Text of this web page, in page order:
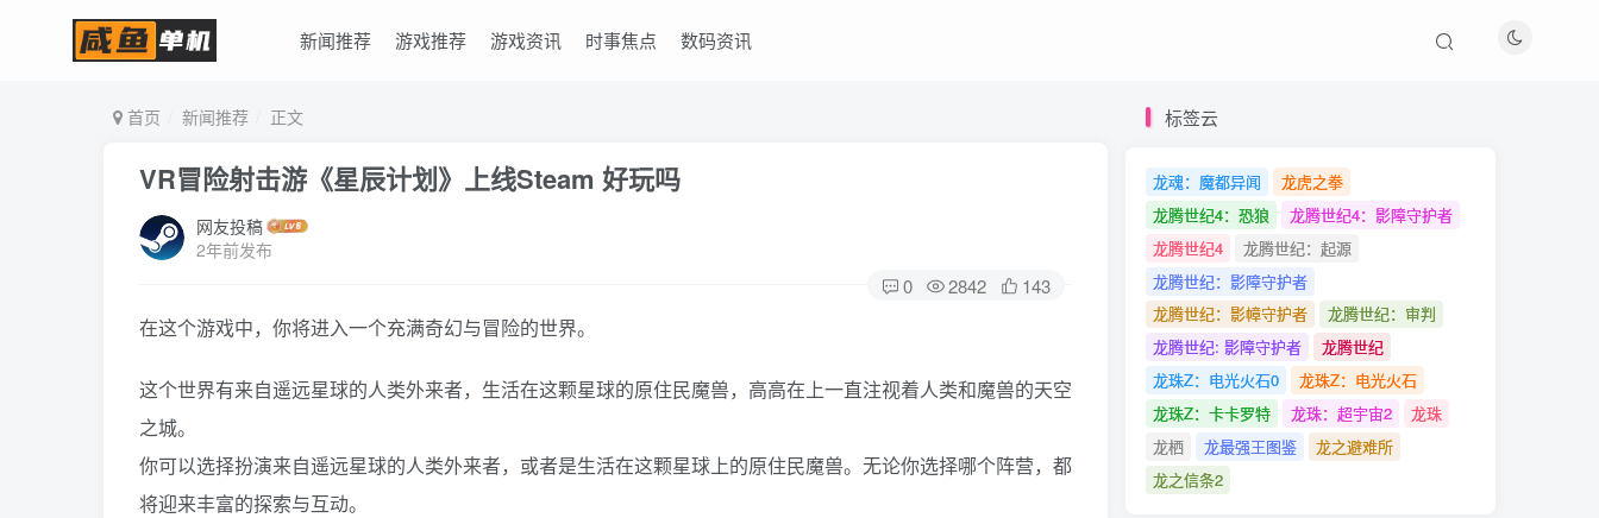
新闻推荐 游戏推荐 游戏资讯 时事焦点 数码资讯
首页 新闻推荐 正文
VR冒险射击游《星辰计划》上线Steam 好玩吗
网友投稿
2年前发布
0 2842 143
在这个游戏中，你将进入一个充满奇幻与冒险的世界。
这个世界有来自遥远星球的人类外来者，生活在这颗星球的原住民魔兽，高高在上一直注视着人类和魔兽的天空
之城。
你可以选择扮演来自遥远星球的人类外来者，或者是生活在这颗星球上的原住民魔兽。无论你选择哪个阵营，都
将迎来丰富的探索与互动。
标签云
龙魂：魔都异闻
龙虎之拳
龙腾世纪4：恐狼
龙腾世纪4：影障守护者
龙腾世纪4
龙腾世纪：起源
龙腾世纪：影障守护者
龙腾世纪：影幛守护者
龙腾世纪：审判
龙腾世纪: 影障守护者
龙腾世纪
龙珠Z：电光火石0
龙珠Z：电光火石
龙珠Z：卡卡罗特
龙珠：超宇宙2
龙珠
龙栖
龙最强王图鉴
龙之避难所
龙之信条2
标签云
龙魂：魔都异闻
龙虎之拳
龙腾世纪4：恐狼
龙腾世纪4：影障守护者
龙腾世纪4
龙腾世纪：起源
龙腾世纪：影障守护者
龙腾世纪：影幛守护者
龙腾世纪：审判
龙腾世纪: 影障守护者
龙腾世纪
龙珠Z：电光火石0
龙珠Z：电光火石
龙珠Z：卡卡罗特
龙珠：超宇宙2
龙珠
龙栖
龙最强王图鉴
龙之避难所
龙之信条2